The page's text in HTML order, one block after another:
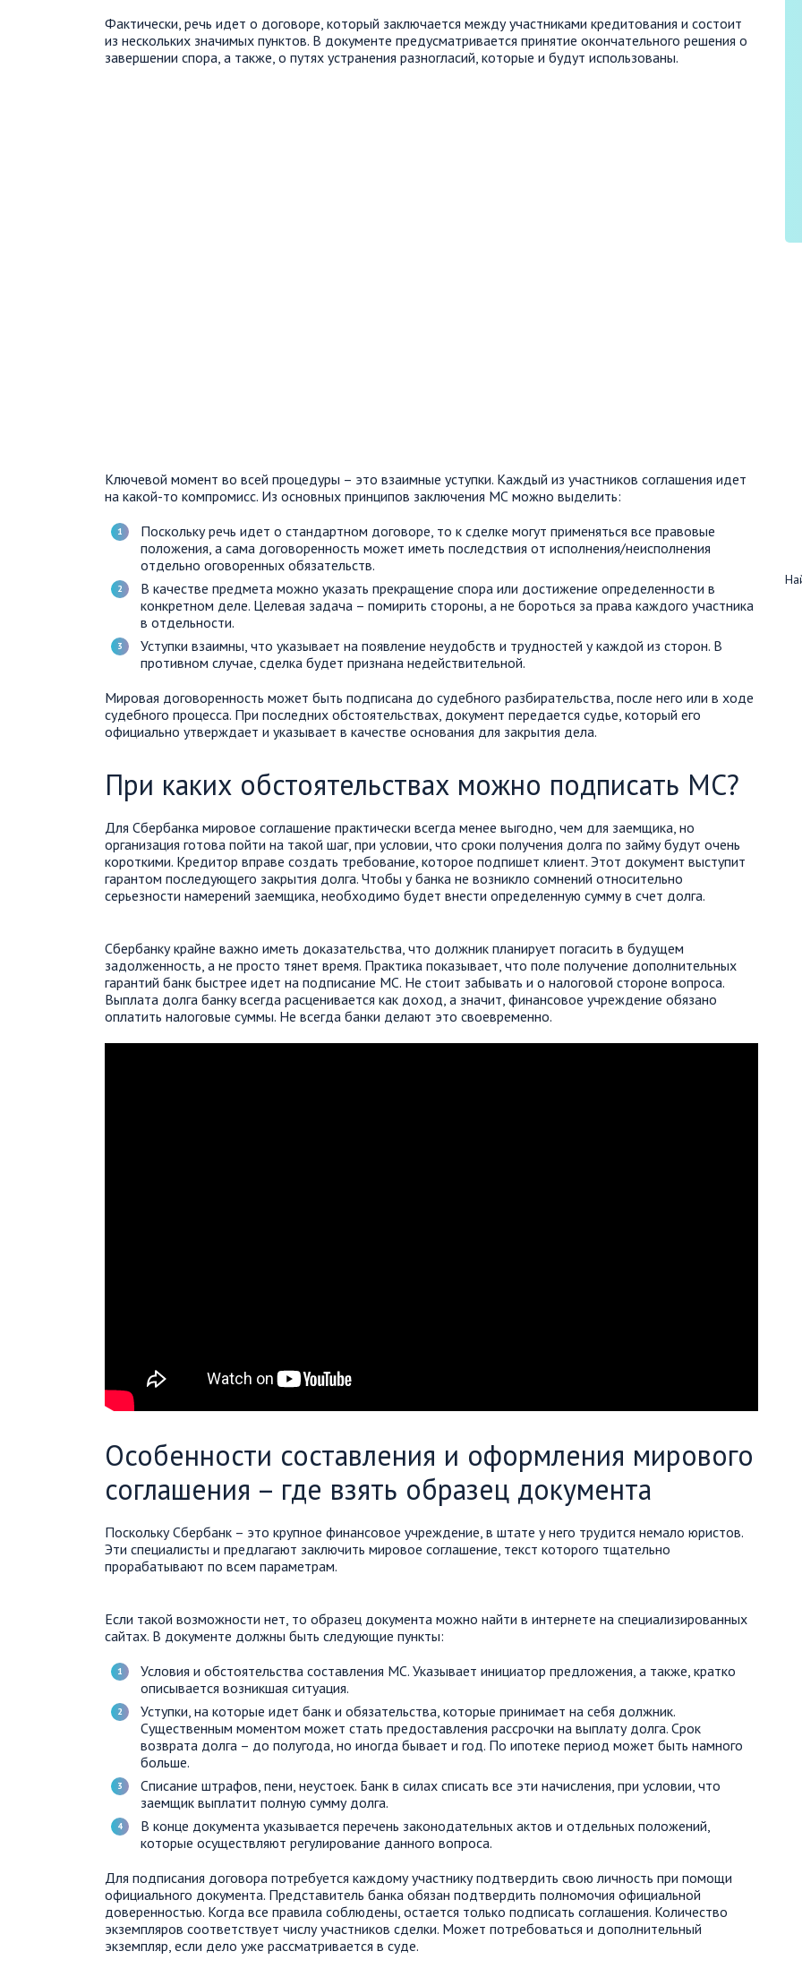
Фактически, речь идет о договоре, который заключается между участниками кредитования и состоит
из нескольких значимых пунктов. В документе предусматривается принятие окончательного решения о
завершении спора, а также, о путях устранения разногласий, которые и будут использованы.
Ключевой момент во всей процедуры – это взаимные уступки. Каждый из участников соглашения идет
на какой-то компромисс. Из основных принципов заключения МС можно выделить:
Поскольку речь идет о стандартном договоре, то к сделке могут применяться все правовые
положения, а сама договоренность может иметь последствия от исполнения/неисполнения
отдельно оговоренных обязательств.
В качестве предмета можно указать прекращение спора или достижение определенности в
конкретном деле. Целевая задача – помирить стороны, а не бороться за права каждого участника
в отдельности.
Уступки взаимны, что указывает на появление неудобств и трудностей у каждой из сторон. В
противном случае, сделка будет признана недействительной.
Мировая договоренность может быть подписана до судебного разбирательства, после него или в ходе
судебного процесса. При последних обстоятельствах, документ передается судье, который его
официально утверждает и указывает в качестве основания для закрытия дела.
При каких обстоятельствах можно подписать МС?
Для Сбербанка мировое соглашение практически всегда менее выгодно, чем для заемщика, но
организация готова пойти на такой шаг, при условии, что сроки получения долга по займу будут очень
короткими. Кредитор вправе создать требование, которое подпишет клиент. Этот документ выступит
гарантом последующего закрытия долга. Чтобы у банка не возникло сомнений относительно
серьезности намерений заемщика, необходимо будет внести определенную сумму в счет долга.
Сбербанку крайне важно иметь доказательства, что должник планирует погасить в будущем
задолженность, а не просто тянет время. Практика показывает, что поле получение дополнительных
гарантий банк быстрее идет на подписание МС. Не стоит забывать и о налоговой стороне вопроса.
Выплата долга банку всегда расценивается как доход, а значит, финансовое учреждение обязано
оплатить налоговые суммы. Не всегда банки делают это своевременно.
Особенности составления и оформления мирового
соглашения – где взять образец документа
Поскольку Сбербанк – это крупное финансовое учреждение, в штате у него трудится немало юристов.
Эти специалисты и предлагают заключить мировое соглашение, текст которого тщательно
прорабатывают по всем параметрам.
Если такой возможности нет, то образец документа можно найти в интернете на специализированных
сайтах. В документе должны быть следующие пункты:
Условия и обстоятельства составления МС. Указывает инициатор предложения, а также, кратко
описывается возникшая ситуация.
Уступки, на которые идет банк и обязательства, которые принимает на себя должник.
Существенным моментом может стать предоставления рассрочки на выплату долга. Срок
возврата долга – до полугода, но иногда бывает и год. По ипотеке период может быть намного
больше.
Списание штрафов, пени, неустоек. Банк в силах списать все эти начисления, при условии, что
заемщик выплатит полную сумму долга.
В конце документа указывается перечень законодательных актов и отдельных положений,
которые осуществляют регулирование данного вопроса.
Для подписания договора потребуется каждому участнику подтвердить свою личность при помощи
официального документа. Представитель банка обязан подтвердить полномочия официальной
доверенностью. Когда все правила соблюдены, остается только подписать соглашения. Количество
экземпляров соответствует числу участников сделки. Может потребоваться и дополнительный
экземпляр, если дело уже рассматривается в суде.